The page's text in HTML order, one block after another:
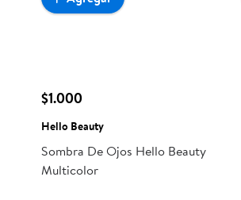
$1.000
Hello Beauty
Sombra De Ojos Hello Beauty
Multicolor